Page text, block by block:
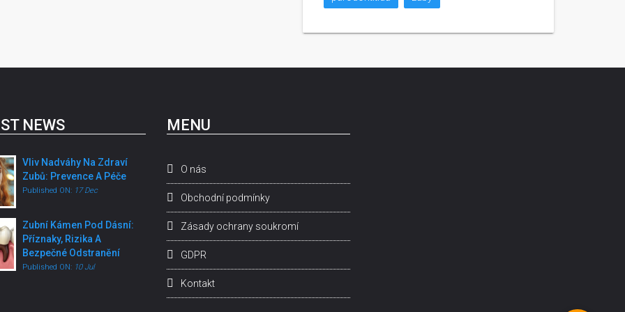
NEWS
Vliv Nadváhy Na Zdraví
Zubů: Prevence A Péče
Published ON: 17 Dec
Zubní Kámen Pod Dásní:
Příznaky, Rizika A
Bezpečné Odstranění
Published ON: 10 Jul
MENU
O nás
Obchodní podmínky
Zásady ochrany soukromí
GDPR
Kontakt